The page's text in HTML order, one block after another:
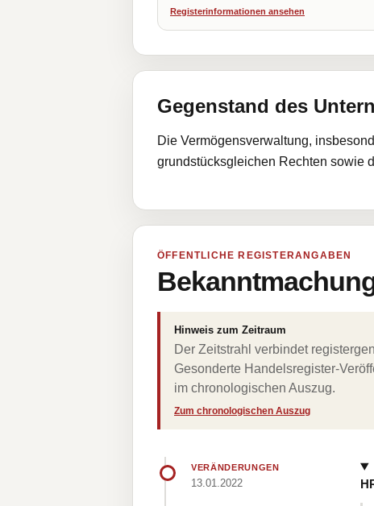
Registerinformationen ansehen
Gegenstand des
Die Vermögensverwaltung,
grundstücksgleichen Rechten sowie
ÖFFENTLICHE REGISTERANGABEN
Hinweis zum Zeitraum
Der Zeitstrahl verbindet
Gesonderte Handelsregister-
im chronologischen Auszug.
Zum chronologischen Auszug
VERÄNDERUNGEN
13.01.2022